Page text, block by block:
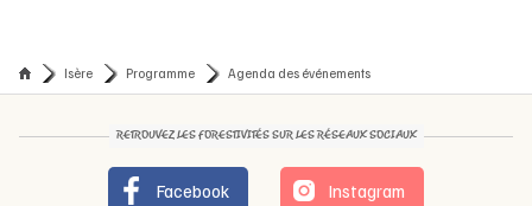
Isère Programme Agenda des événements
RETROUVEZ LES FORESTIVITÉS SUR LES RÉSEAUX SOCIAUX
Facebook Instagram